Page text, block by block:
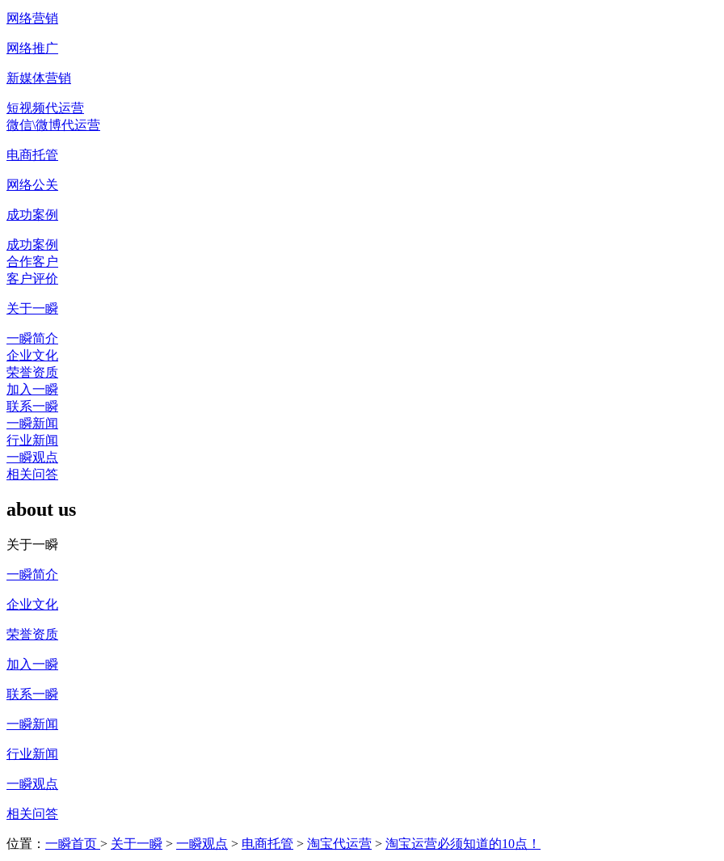
网络营销
网络推广
新媒体营销
短视频代运营
微信\微博代运营
电商托管
网络公关
成功案例
成功案例
合作客户
客户评价
关于一瞬
一瞬简介
企业文化
荣誉资质
加入一瞬
联系一瞬
一瞬新闻
行业新闻
一瞬观点
相关问答
about us
关于一瞬
一瞬简介
企业文化
荣誉资质
加入一瞬
联系一瞬
一瞬新闻
行业新闻
一瞬观点
相关问答
位置： 一瞬首页 > 关于一瞬 > 一瞬观点 > 电商托管 > 淘宝代运营 > 淘宝运营必须知道的10点！